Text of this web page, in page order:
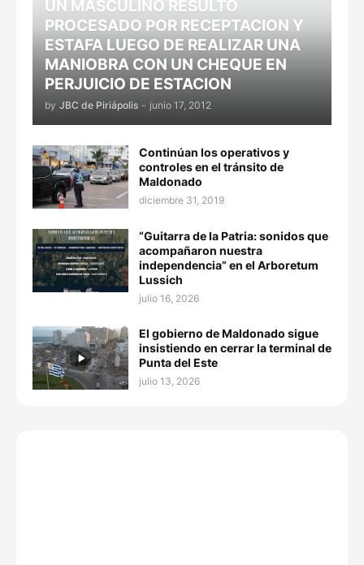
UN MASCULINO RESULTÓ
PROCESADO POR RECEPTACION Y
ESTAFA LUEGO DE REALIZAR UNA
MANIOBRA CON UN CHEQUE EN
PERJUICIO DE ESTACION
by JBC de Piriápolis - junio 17, 2012
Continúan los operativos y
controles en el tránsito de
Maldonado
diciembre 31, 2019
“Guitarra de la Patria: sonidos que
acompañaron nuestra
independencia” en el Arboretum
Lussich
julio 16, 2026
El gobierno de Maldonado sigue
insistiendo en cerrar la terminal de
Punta del Este
julio 13, 2026